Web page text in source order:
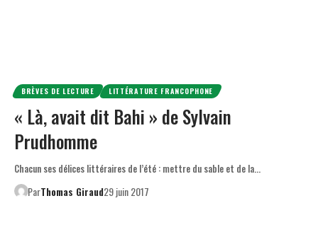
BRÈVES DE LECTURE LITTÉRATURE FRANCOPHONE
« Là, avait dit Bahi » de Sylvain
Prudhomme
Chacun ses délices littéraires de l’été : mettre du sable et de la…
ParThomas Giraud29 juin 2017